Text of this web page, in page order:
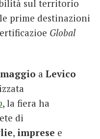
sul territorio
prime destinazioni
Global
a Levico
, la fiera ha
di
, imprese e